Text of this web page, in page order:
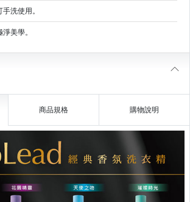
洗使用。
美學。
商品規格 購物說明